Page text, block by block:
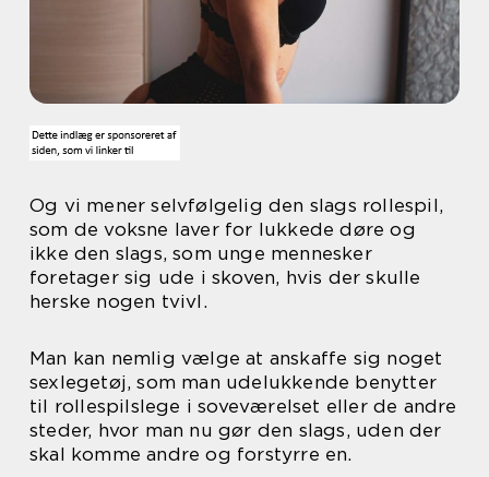
Og vi mener selvfølgelig den slags rollespil,
som de voksne laver for lukkede døre og
ikke den slags, som unge mennesker
foretager sig ude i skoven, hvis der skulle
herske nogen tvivl.
Man kan nemlig vælge at anskaffe sig noget
sexlegetøj, som man udelukkende benytter
til rollespilslege i soveværelset eller de andre
steder, hvor man nu gør den slags, uden der
skal komme andre og forstyrre en.